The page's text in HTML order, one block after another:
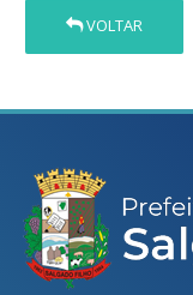
VOLTAR